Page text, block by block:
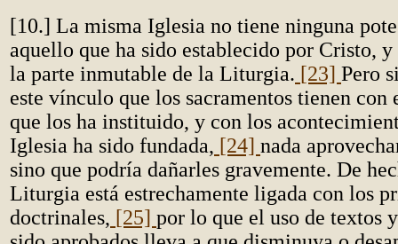
[10.] La misma Iglesia no tiene ninguna
aquello que ha sido establecido por Cristo,
la parte inmutable de la Liturgia. [23] Pero
este vínculo que los sacramentos tienen
que los ha instituido, y con los
Iglesia ha sido fundada, [24] nada
sino que podría dañarles gravemente. De
Liturgia está estrechamente ligada con los
doctrinales, [25] por lo que el uso de textos